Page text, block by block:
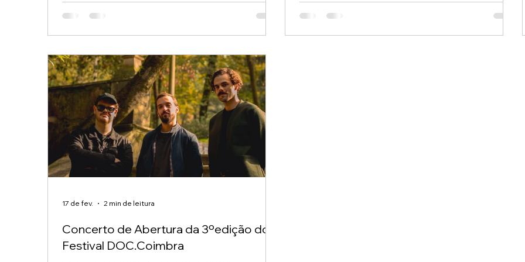
dias intensos de festival e 18 sessões competitivas,
os jurados das diferentes categorias enfrentaram a
55 filmes em competição. D
curtas-metragens. O DOC.Coimbra decorre entre 17 a
22 de março, com sessões no TAGV, Auditório IPDJ,
Concerto de Abertura da 3ºedição do
Festival DOC.Coimbra
17 de fev. 2 min de leitura